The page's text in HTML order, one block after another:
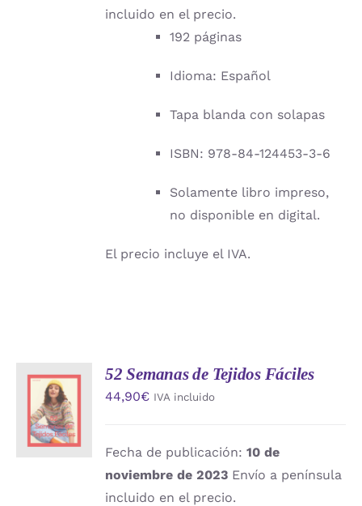
incluido en el precio.
192 páginas
Idioma: Español
Tapa blanda con solapas
ISBN: 978-84-124453-3-6
Solamente libro impreso,
no disponible en digital.
El precio incluye el IVA.
AÑADIR
AL
CARRITO
/
DETALLES
52 Semanas de Tejidos Fáciles
44,90€ IVA incluido
Fecha de publicación:10 de
noviembre de 2023 Envío a península
incluido en el precio.